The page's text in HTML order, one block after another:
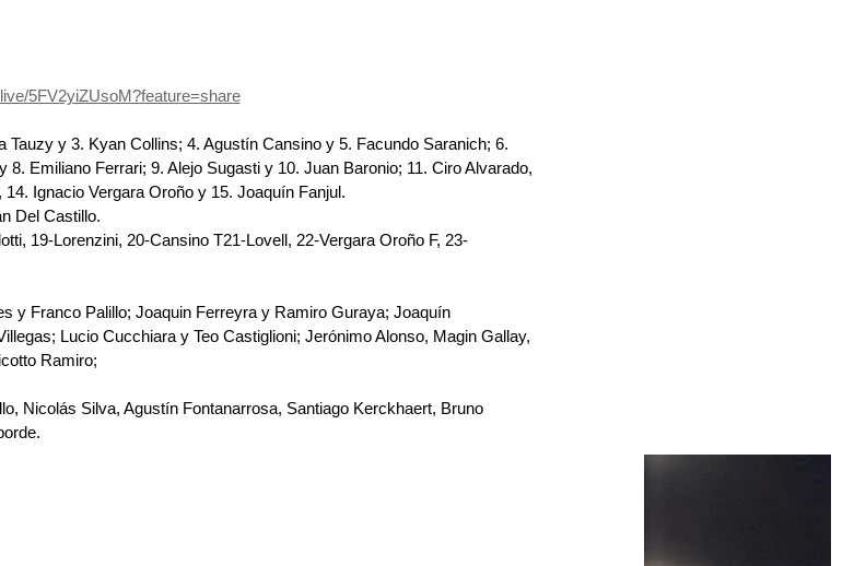
5FV2yiZUsoM?feature=share
Tauzy y 3. Kyan Collins; 4. Agustín Cansino y 5. Facundo Saranich; 6.
Emiliano Ferrari; 9. Alejo Sugasti y 10. Juan Baronio; 11. Ciro Alvarado,
Ignacio Vergara Oroño y 15. Joaquín Fanjul.
Del Castillo.
19-Lorenzini, 20-Cansino T21-Lovell, 22-Vergara Oroño F, 23-
y Franco Palillo; Joaquin Ferreyra y Ramiro Guraya; Joaquín
Lucio Cucchiara y Teo Castiglioni; Jerónimo Alonso, Magin Gallay,
Ramiro;
Nicolás Silva, Agustín Fontanarrosa, Santiago Kerckhaert, Bruno